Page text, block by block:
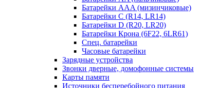
Батарейки AAA (мизинчиковые)
Батарейки C (R14, LR14)
Батарейки D (R20, LR20)
Батарейки Крона (6F22, 6LR61)
Спец. батарейки
Часовые батарейки
Зарядные устройства
Звонки дверные, домофонные системы
Карты памяти
Источники бесперебойного питания